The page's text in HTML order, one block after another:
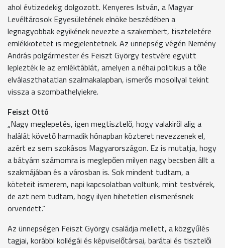
ahol évtizedekig dolgozott. Kenyeres István, a Magyar
Levéltárosok Egyesületének elnöke beszédében a
legnagyobbak egyikének nevezte a szakembert, tiszteletére
emlékkötetet is megjelentetnek. Az ünnepség végén Nemény
András polgármester és Feiszt György testvére együtt
leplezték le az emléktáblát, amelyen a néhai politikus a tőle
elválaszthatatlan szalmakalapban, ismerős mosollyal tekint
vissza a szombathelyiekre.
Feiszt Ottó
„Nagy meglepetés, igen megtisztelő, hogy valakiről alig a
halálát követő harmadik hónapban közteret nevezzenek el,
azért ez sem szokásos Magyarországon. Ez is mutatja, hogy
a bátyám számomra is meglepően milyen nagy becsben állt a
szakmájában és a városban is. Sok mindent tudtam, a
köteteit ismerem, napi kapcsolatban voltunk, mint testvérek,
de azt nem tudtam, hogy ilyen hihetetlen elismerésnek
örvendett.”
Az ünnepségen Feiszt György családja mellett, a közgyűlés
tagjai, korábbi kollégái és képviselőtársai, barátai és tisztelői